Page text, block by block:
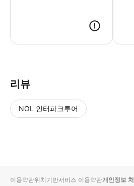
리뷰
NOL 인터파크투어
입니
순
상
이용약관위치기반서비스 이용약관개인정보